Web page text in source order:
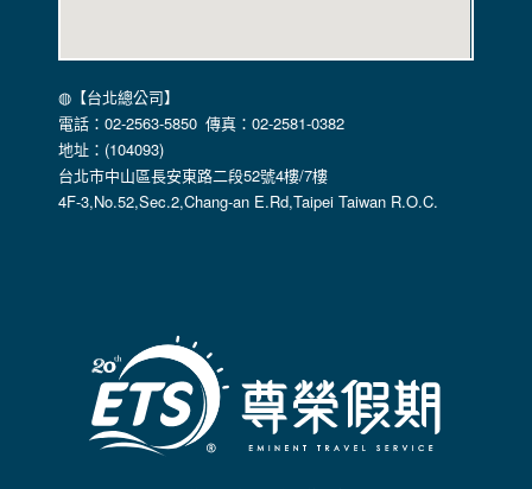
違反本公司旗下網站的會員條款或產品、服務的特定使用指
南。
2.為了保護使用者個人隱私，我們無法為您查詢其他使用者的
帳號資料。若您有相關法律上問題需查閱他人資料時，請務必
向警政單位提出告訴，我們將全力配合警政單位調查並提供所
有相關資料，以協助調查及破案！
或關閉網頁瀏覽器，以防止他人讀取您的個人資料。
倘若您發現有任何非經授權的第三者使用您的帳號進行任何詢
問或訂購時，請立即通知本站。
◍【台北總公司】
電話：02-2563-5850 傳真：02-2581-0382
地址：(104093)
台北市中山區長安東路二段52號4樓/7樓
4F-3,No.52,Sec.2,Chang-an E.Rd,Taipei Taiwan R.O.C.